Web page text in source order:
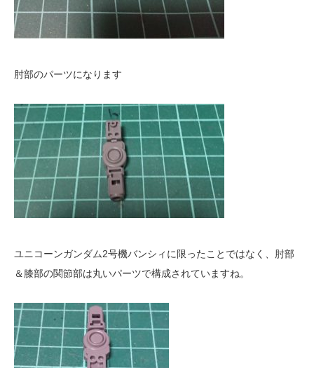
肘部のパーツになります
ユニコーンガンダム2号機バンシィに限ったことではなく、肘部
＆膝部の関節部は丸いパーツで構成されていますね。